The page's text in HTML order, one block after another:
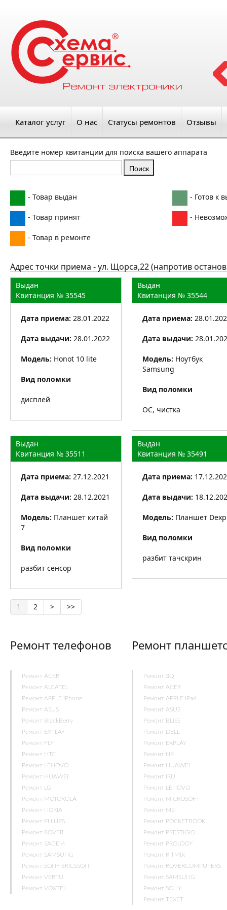
Каталог услуг О нас Статусы ремонтов Отзывы
Введите номер квитанции для поиска вашего аппарата
- Товар выдан - Готов к
- Товар принят -
- Товар в ремонтe
Адрес точки приема - ул. Щорса,22 (напротив
Выдан
Квитанция № 35545
Дата приема: 28.01.2022
Дата выдачи: 28.01.2022
Модель: Honot 10 lite
Вид поломки
дисплей
Выдан
Квитанция № 35544
Дата приема:
Дата выдачи:
Модель: Ноутбук
Samsung
Вид поломки
ОС, чистка
Выдан
Квитанция № 35511
Дата приема: 27.12.2021
Дата выдачи: 28.12.2021
Модель: Планшет китай
7
Вид поломки
разбит сенсор
Выдан
Квитанция № 35491
Дата приема:
Дата выдачи:
Модель: Планшет
Вид поломки
разбит тачскрин
1 2 > >>
Ремонт телефонов
Ремонт ACER
Ремонт ALCATEL
Ремонт APPLE iPhone
Ремонт ASUS
Ремонт BlackBerry
Ремонт EXPLAY
Ремонт FLY
Ремонт HTC
Ремонт LENOVO
Ремонт HUAWEI
Ремонт LG
Ремонт MOTOROLA
Ремонт NOKIA
Ремонт PHILIPS
Ремонт ROVER
Ремонт SAGEM
Ремонт SAMSUNG
Ремонт SONY ERICSSON
Ремонт VERTU
Ремонт VOXTEL
Ремонт
Ремонт 3Q
Ремонт ACER
Ремонт APPLE iPad
Ремонт ASUS
Ремонт BLISS
Ремонт DELL
Ремонт EXPLAY
Ремонт HP
Ремонт HUAWEI
Ремонт IRU
Ремонт LENOVO
Ремонт MICROSOFT
Ремонт MSI
Ремонт POCKETBOOK
Ремонт PRESTIGIO
Ремонт PROLOGY
Ремонт RITMIX
Ремонт ROVERCOMPUTERS
Ремонт SAMSUNG
Ремонт SONY
Ремонт TEXET